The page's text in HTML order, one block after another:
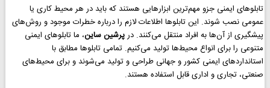
تابلوهای ایمنی جزو مهم‌ترین ابزارهایی هستند که باید در هر محیط کاری یا
عمومی نصب شوند. این تابلوها اطلاعات لازم را درباره خطرات موجود و روش‌های
پیشگیری از آن‌ها به افراد منتقل می‌کنند. درپرشین ساین، ما تابلوهای ایمنی
متنوعی را برای انواع محیط‌ها تولید می‌کنیم. تمامی تابلوها مطابق با
استانداردهای ایمنی کشور و جهانی طراحی و تولید می‌شوند و برای محیط‌های
صنعتی، تجاری و اداری قابل استفاده هستند.